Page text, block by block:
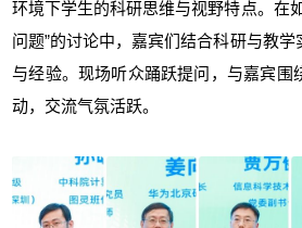
环境下学生的科研思维与视野特点。在
问题”的讨论中，嘉宾们结合科研与教
与经验。现场听众踊跃提问，与嘉宾围
动，交流气氛活跃。